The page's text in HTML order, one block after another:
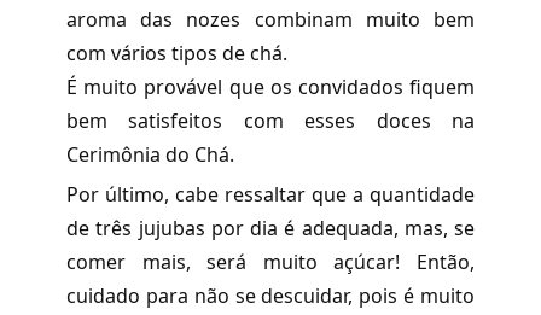
aroma das nozes combinam muito bem
com vários tipos de chá.
É muito provável que os convidados fiquem
bem satisfeitos com esses doces na
Cerimônia do Chá.
Por último, cabe ressaltar que a quantidade
de três jujubas por dia é adequada, mas, se
comer mais, será muito açúcar! Então,
cuidado para não se descuidar, pois é muito